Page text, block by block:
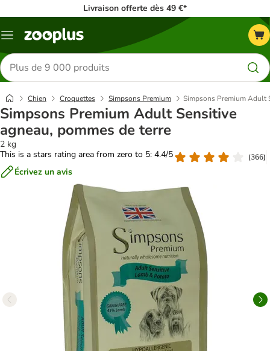
Livraison offerte dès 49 €*
Menu
Rechercher
des
produits
Chien Croquettes Simpsons Premium Simpsons Premium Adult
Simpsons Premium Adult Sensitive
agneau, pommes de terre
2 kg
This is a stars rating area from zero to 5: 4.4/5
(366)
Écrivez un avis